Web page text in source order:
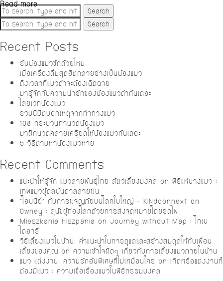
Read more
Search
Search
Recent Posts
รับน้องแมวซักถ้วยไหม
เมื่อเครื่องดื่มสุดฮิตกลายร่างเป็นน้องแมว
ถึงเวลาที่แมวดำจะต้องเฉิดฉาย
มารู้จักกับความน่ารักของน้องแมวดำกันเถอะ
ไสยเวทน้องแมว
รวมนิมิตบอกเหตุจากท่าทางแมว
108 กระบวนท่านวดน้องแมว
มาฝึกนวดคลายเครียดให้น้องแมวกันเถอะ
5 วิธีตามหาน้องแมวหาย
Recent Comments
แนะนำให้รู้จัก แมวสายพันธุ์ไทย สัตว์เลี้ยงมงคล on พิธีแห่นางแมว :
เทพแมวผู้ดลบันดาลสายฝน
“โอนนีย์” กับการผจญภัยบนโลกใบใหญ่ – KiNdconnext on
Owney : สุนัขผู้ท่องโลกด้วยการส่งจดหมายโดยรถไฟ
Mieszkania Hiszpania on Journey without Map : โกเบ
ไดอารี่
วิธีเลี้ยงแมวในบ้าน: คำแนะนำในการดูแลและสร้างสมดุลให้กับเพื่อน
เลี้ยงของคุณ on ความเข้าใจผิดๆ เกี่ยวกับการเลี้ยงแมวภายในบ้าน
แมว แต่งงาน: ความรักอันพิเศษที่ไม่เหมือนใคร on เกิดหรือแต่งงานก็
ต้องมีแมว : ความเชื่อเรื่องแมวในพิธีกรรมมงคล